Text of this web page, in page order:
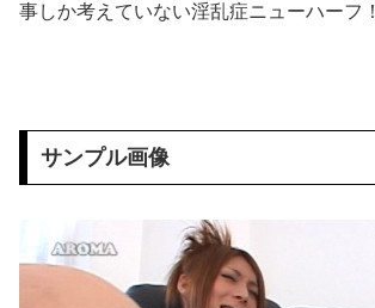
事しか考えていない淫乱症ニューハーフ！
サンプル画像